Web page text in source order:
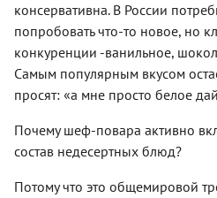
консервативна. В России
попробовать что-то новое, но
конкуренции -ванильное,
Самым популярным вкусом
просят: «а мне просто белое
Почему шеф-повара активно
состав недесертных блюд?
Потому что это общемировой